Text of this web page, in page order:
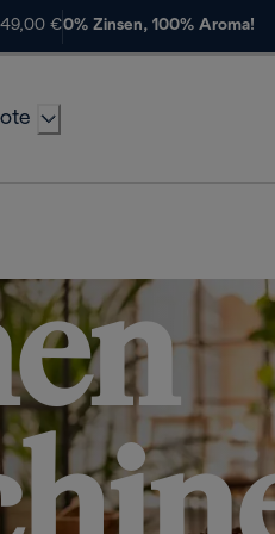
49,00 €0% Zinsen, 100% Aroma!